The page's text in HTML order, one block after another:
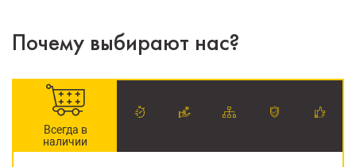
Почему выбирают нас?
Всегда в
наличии